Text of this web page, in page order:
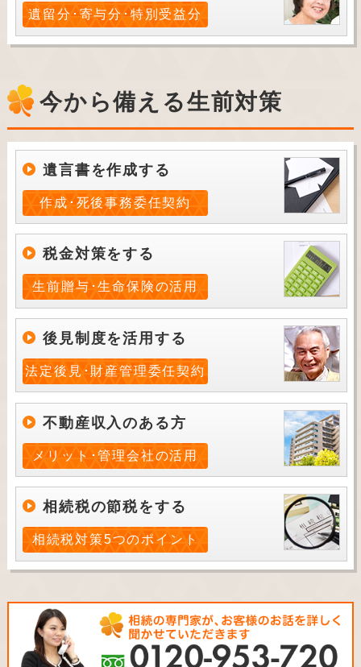
遺留分･寄与分･特別受益分
今から備える生前対策
遺言書を作成する
作成･死後事務委任契約
税金対策をする
生前贈与･生命保険の活用
後見制度を活用する
法定後見･財産管理委任契約
不動産収入のある方
メリット･管理会社の活用
相続税の節税をする
相続税対策5つのポイント